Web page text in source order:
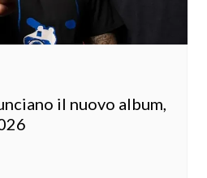
il nuovo album,